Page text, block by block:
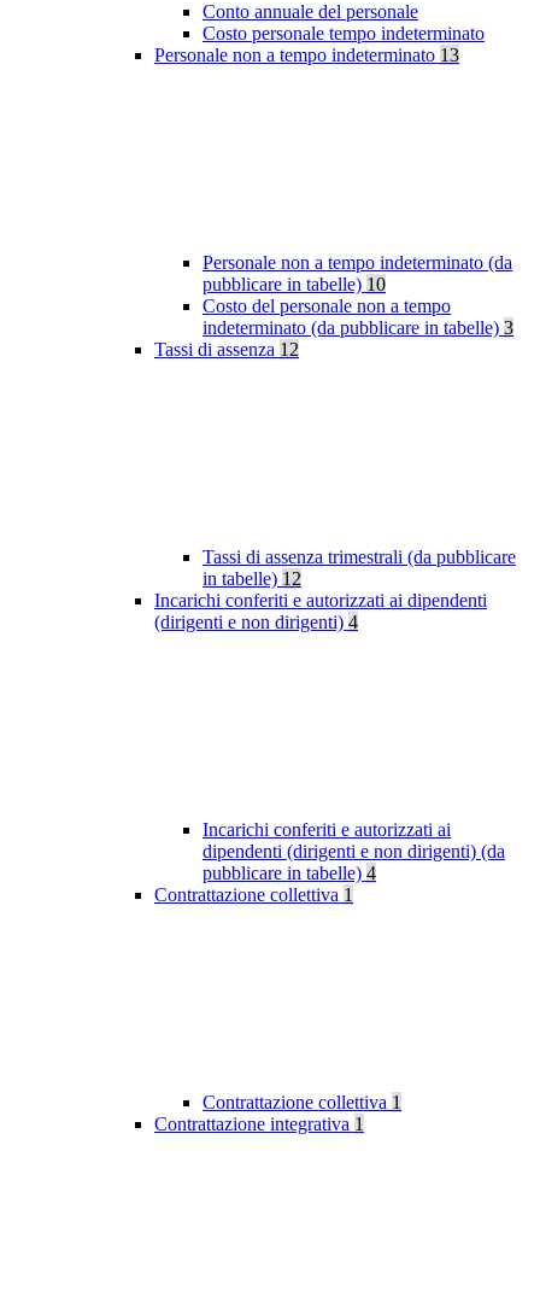
Conto annuale del personale
Costo personale tempo indeterminato
Personale non a tempo indeterminato 13
Personale non a tempo indeterminato (da
pubblicare in tabelle) 10
Costo del personale non a tempo
indeterminato (da pubblicare in tabelle) 3
Tassi di assenza 12
Tassi di assenza trimestrali (da pubblicare
in tabelle) 12
Incarichi conferiti e autorizzati ai dipendenti
(dirigenti e non dirigenti) 4
Incarichi conferiti e autorizzati ai
dipendenti (dirigenti e non dirigenti) (da
pubblicare in tabelle) 4
Contrattazione collettiva 1
Contrattazione collettiva 1
Contrattazione integrativa 1